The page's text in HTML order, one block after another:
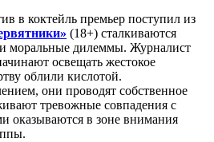
в коктейль премьер поступил из
(18+) сталкиваются
и моральные дилеммы. Журналист
освещать жестокое
облили кислотой.
они проводят собственное
тревожные совпадения с
оказываются в зоне внимания